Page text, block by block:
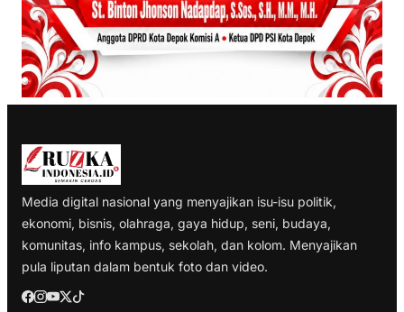
Media digital nasional yang menyajikan isu-isu politik,
ekonomi, bisnis, olahraga, gaya hidup, seni, budaya,
komunitas, info kampus, sekolah, dan kolom. Menyajikan
pula liputan dalam bentuk foto dan video.